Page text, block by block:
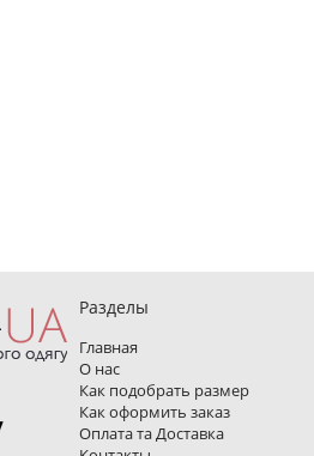
Разделы
Главная
О нас
Как подобрать размер
Как оформить заказ
Оплата та Доставка